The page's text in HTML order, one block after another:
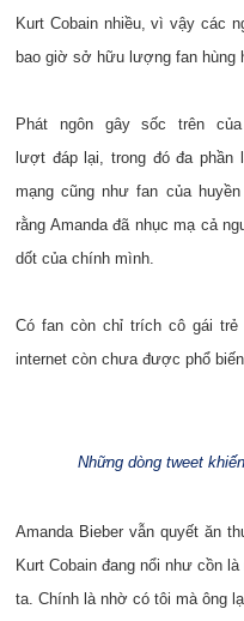
Kurt Cobain nhiều, vì vậy các
bao giờ sở hữu lượng fan hùng
Phát ngôn gây sốc trên
lượt đáp lại, trong đó đa
mạng cũng như fan của
rằng Amanda đã nhục mạ cả
dốt của chính mình.
Có fan còn chỉ trích cô gái trẻ
internet còn chưa được phổ
Những dòng tweet
Amanda Bieber vẫn quyết ăn
Kurt Cobain đang nổi như cồn
ta. Chính là nhờ có tôi mà ông